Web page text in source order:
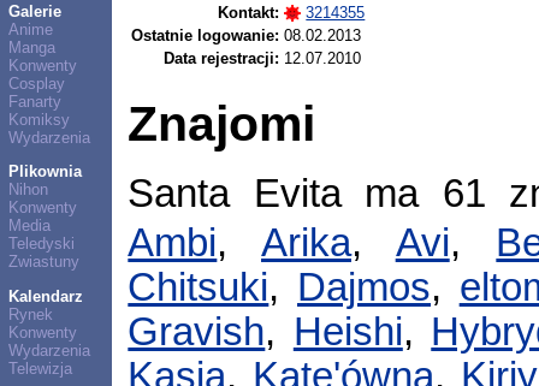
Galerie
Anime
Manga
Konwenty
Cosplay
Fanarty
Komiksy
Wydarzenia
Plikownia
Nihon
Konwenty
Media
Teledyski
Zwiastuny
Kalendarz
Rynek
Konwenty
Wydarzenia
Telewizja
Kontakt:
3214355
Ostatnie logowanie: 08.02.2013
Data rejestracji: 12.07.2010
Znajomi
Santa Evita ma 61
Ambi, Arika, Avi,
Chitsuki, Dajmos,
Gravish, Heishi,
Kasia, Kate'ówna,